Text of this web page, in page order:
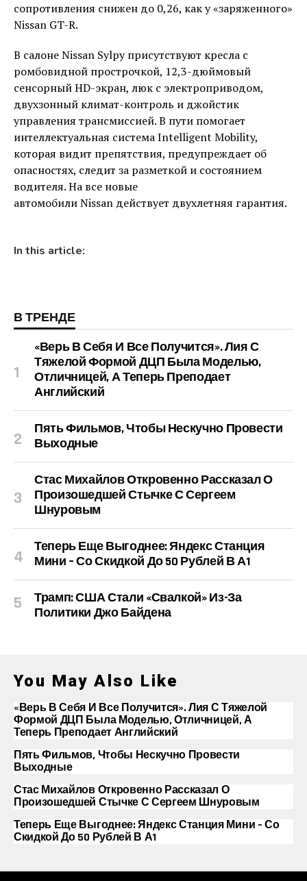
сопротивления снижен до 0,26, как у «заряженного»
Nissan GT-R.
В салоне Nissan Sylpy присутствуют кресла с
ромбовидной прострочкой, 12,3-дюймовый
сенсорный HD-экран, люк с электроприводом,
двухзонный климат-контроль и джойстик
управления трансмиссией. В пути помогает
интеллектуальная система Intelligent Mobility,
которая видит препятствия, предупреждает об
опасностях, следит за разметкой и состоянием
водителя. На все новые
автомобили Nissan действует двухлетняя гарантия.
In this article:
В ТРЕНДЕ
«Верь В Себя И Все Получится». Лия С
Тяжелой Формой ДЦП Была Моделью,
Отличницей, А Теперь Преподает
Английский
Пять Фильмов, Чтобы Нескучно Провести
Выходные
Стас Михайлов Откровенно Рассказал О
Произошедшей Стычке С Сергеем
Шнуровым
Теперь Еще Выгоднее: Яндекс Станция
Мини – Со Скидкой До 50 Рублей В А1
Трамп: США Стали «свалкой» Из-За
Политики Джо Байдена
You May Also Like
«Верь В Себя И Все Получится». Лия С Тяжелой
Формой ДЦП Была Моделью, Отличницей, А
Теперь Преподает Английский
Пять Фильмов, Чтобы Нескучно Провести
Выходные
Стас Михайлов Откровенно Рассказал О
Произошедшей Стычке С Сергеем Шнуровым
Теперь Еще Выгоднее: Яндекс Станция Мини – Со
Скидкой До 50 Рублей В А1